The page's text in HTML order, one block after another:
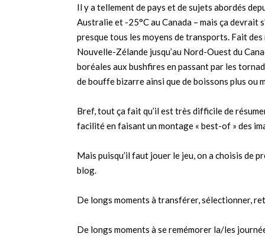
Il y a tellement de pays et de sujets abordés
Australie et -25°C au Canada – mais ça devrait
presque tous les moyens de transports. Fait
Nouvelle-Zélande jusqu’au Nord-Ouest du
boréales aux bushfires en passant par les
de bouffe bizarre ainsi que de boissons plus ou
Bref, tout ça fait qu’il est très difficile de
facilité en faisant un montage « best-of » des
Mais puisqu’il faut jouer le jeu, on a choisis de
blog.
De longs moments à transférer, sélectionner,
De longs moments à se remémorer la/les